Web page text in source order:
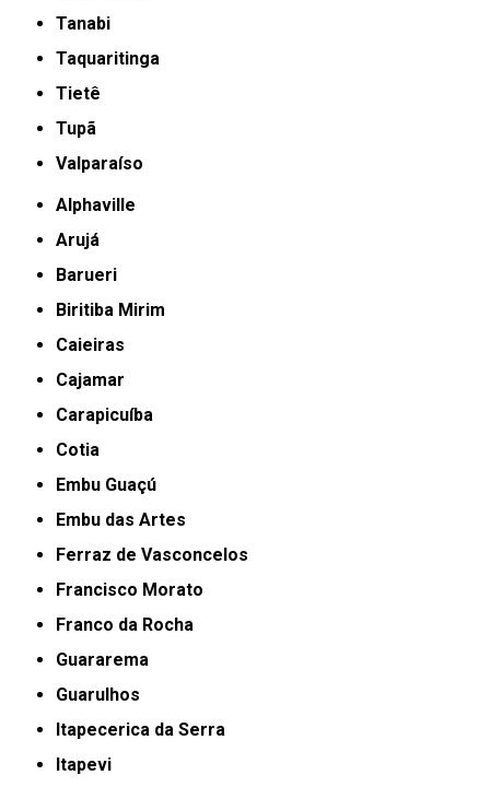
Tanabi
Taquaritinga
Tietê
Tupã
Valparaíso
Alphaville
Arujá
Barueri
Biritiba Mirim
Caieiras
Cajamar
Carapicuíba
Cotia
Embu Guaçú
Embu das Artes
Ferraz de Vasconcelos
Francisco Morato
Franco da Rocha
Guararema
Guarulhos
Itapecerica da Serra
Itapevi